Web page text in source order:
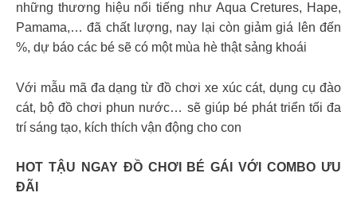
những thương hiệu nổi tiếng như Aqua Cretures, Hape,
Pamama,… đã chất lượng, nay lại còn giảm giá lên đến
%, dự báo các bé sẽ có một mùa hè thật sảng khoái
Với mẫu mã đa dạng từ đồ chơi xe xúc cát, dụng cụ đào
cát, bộ đồ chơi phun nước… sẽ giúp bé phát triển tối đa
trí sáng tạo, kích thích vận động cho con
HOT TẬU NGAY ĐỒ CHƠI BÉ GÁI VỚI COMBO ƯU
ĐÃI